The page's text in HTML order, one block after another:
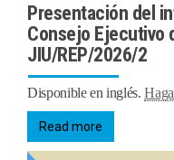
Presentación del
Consejo Ejecutivo
JIU/REP/2026/2
Disponible en inglés.
Read more